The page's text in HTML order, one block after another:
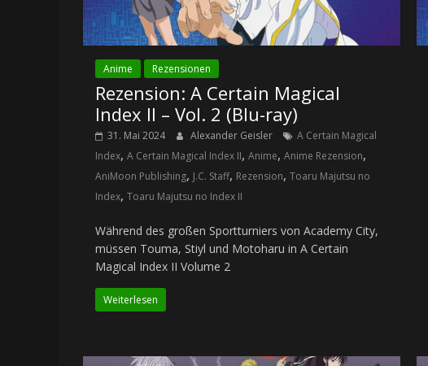
Anime Rezensionen
Rezension: A Certain Magical
Index II – Vol. 2 (Blu-ray)
31. Mai 2024 Alexander Geisler
A Certain Magical
Index, A Certain Magical Index II, Anime, Anime Rezension,
AniMoon Publishing, J.C. Staff, Rezension, Toaru Majutsu no
Index, Toaru Majutsu no Index II
Während des großen Sportturniers von Academy City,
müssen Touma, Stiyl und Motoharu in A Certain
Magical Index II Volume 2
Weiterlesen